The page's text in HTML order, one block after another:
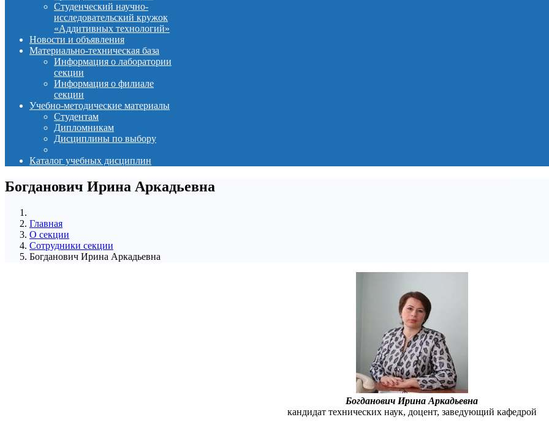
Студенческий научно-
исследовательский кружок
«Аддитивных технологий»
Новости и объявления
Материально-техническая база
Информация о лаборатории
секции
Информация о филиале
секции
Учебно-методические материалы
Студентам
Дипломникам
Дисциплины по выбору
Каталог учебных дисциплин
Богданович Ирина Аркадьевна
Главная
О секции
Сотрудники секции
Богданович Ирина Аркадьевна
Богданович Ирина Аркадьевна
кандидат технических наук, доцент, заведующий кафедрой